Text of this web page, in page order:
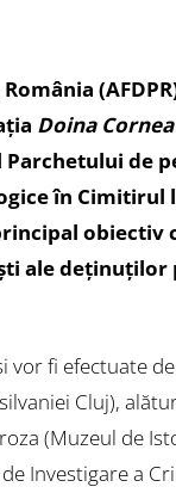
Doina Cornea
de
în Cimitirul
ale
vor fi efectuate
Cluj),
(Muzeul de
Investigare a